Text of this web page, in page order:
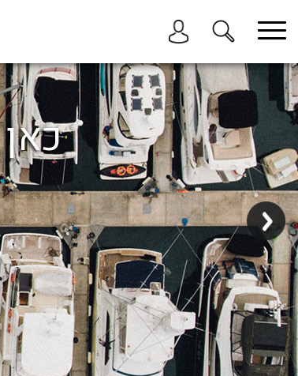
בחר תתקטגוריה בחר מיקום
הכל
ביוון / ליוון
בישראל
באילת
במרינה הרצליה
בכנרת
בהרצליה
בתל אביב
באשקלון
באשדוד